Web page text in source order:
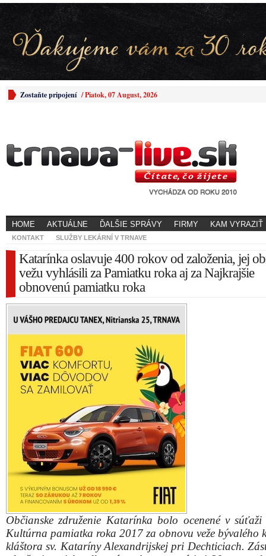
Zostaňte pripojení /Piatok, 07 August, 2026
HOME AKTUÁLNE ĎALŠIE SPRÁVY FIRMY KAM VYRAZIŤ
KONTAKT SLUŽBY LEKÁRNÍ V TRNAVE
Katarínka oslavuje 400 rokov od založenia, jej
vežu vyhlásili za Pamiatku roka aj za Najkrajšie
obnovenú pamiatku roka
Občianske združenie Katarínka bolo ocenené v
Kultúrna pamiatka roka 2017 za obnovu veže bývalého
kláštora sv. Kataríny Alexandrijskej pri Dechticiach.
združenia a ich odborní spolupracovníci si 29.
prevzali z rúk ministerky kultúry SR ocenenie Fénix,
stali víťazmi hlasovania o Najkrajšiu obnovenú
organizovanú SPP a Nadáciou SPP.
Obnova veže, ktorá bola realizovaná v rokoch 2010 –
výnimočným počinom. Rekonštrukciu
dobrovoľníkov z celého Slovenska bez nároku na
odmenu a čisto tradičnými technikami, ktoré
predkovia pri jej stavbe v rokoch 1700 – 1714.
verejnosť v sprievode vyškolených sprievodcov a
výhľad z výšky 30 metrov na okolité lesy a vrchy
Karpát, Podunajskú nížinu, Trnavu, či netradičný
ruiny kostola a kláštora.